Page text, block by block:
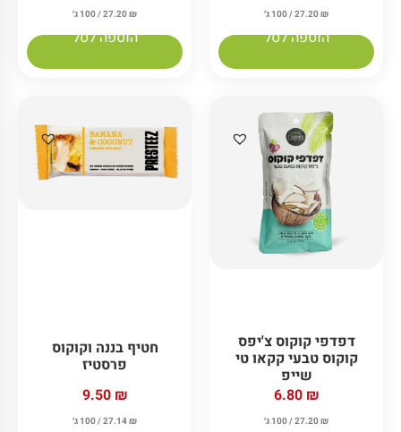
27.20₪ / 100 ג׳
הוספה לסל
27.20₪ / 100 ג׳
הוספה לסל
דפדפי קוקוס צ'יפס
קוקוס טבעי קקאו טי
שייפ
6.80 ₪
27.20₪ / 100 ג׳
חטיף בננה וקוקוס
פרסטיז
9.50 ₪
27.14₪ / 100 ג׳